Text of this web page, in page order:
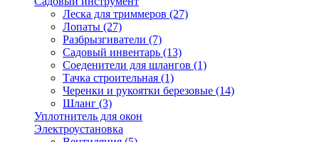
Леска для триммеров (27)
Лопаты (27)
Разбрызгиватели (7)
Садовый инвентарь (13)
Соеденители для шлангов (1)
Тачка строительная (1)
Черенки и рукоятки березовые (14)
Шланг (3)
Уплотнитель для окон
Электроустановка